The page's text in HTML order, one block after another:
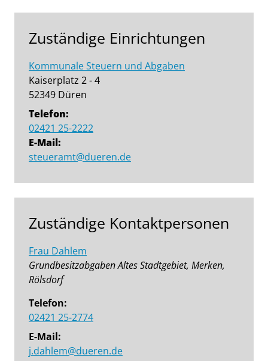
Zuständige Einrichtungen
Kommunale Steuern und Abgaben
Kaiserplatz 2 - 4
52349 Düren
Telefon:
02421 25-2222
E-Mail:
steueramt@dueren.de
Zuständige Kontaktpersonen
Frau Dahlem
Grundbesitzabgaben Altes Stadtgebiet, Merken,
Rölsdorf
Telefon:
02421 25-2774
E-Mail:
j.dahlem@dueren.de